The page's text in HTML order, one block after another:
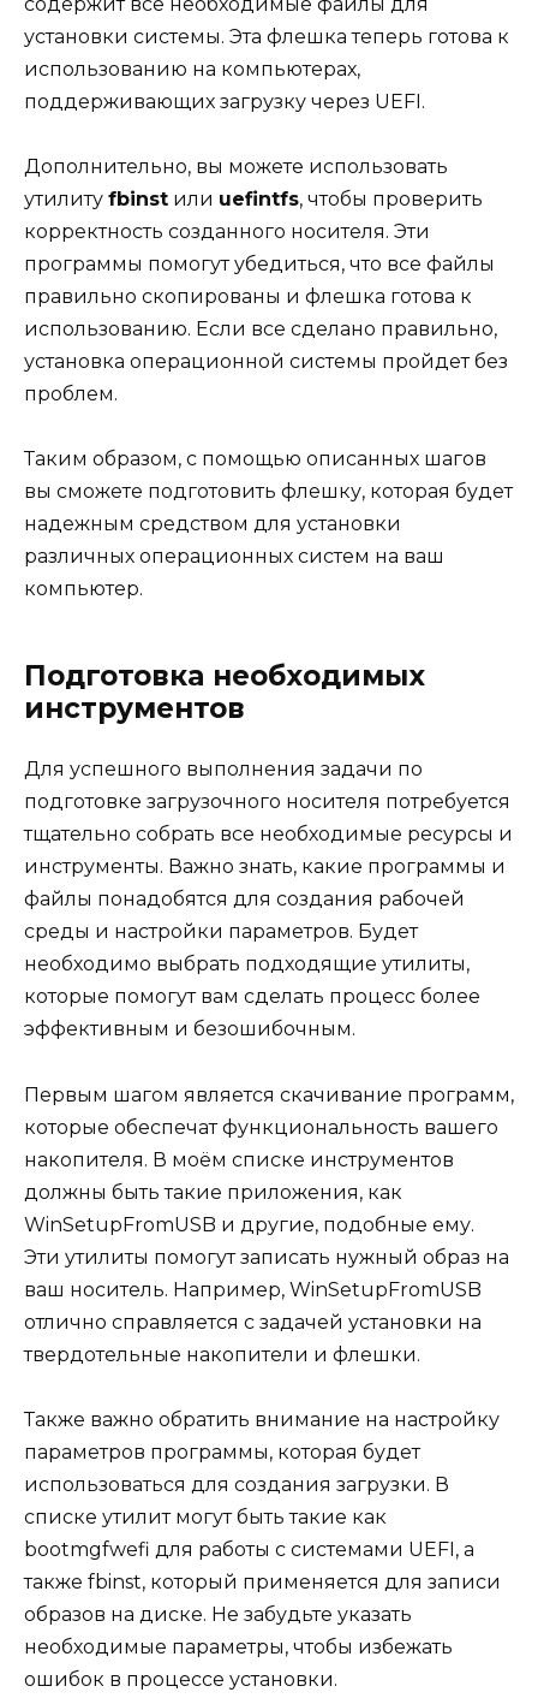
установки системы. Эта флешка теперь готова к
использованию на компьютерах,
поддерживающих загрузку через UEFI.
Дополнительно, вы можете использовать
утилиту fbinst или uefintfs, чтобы проверить
корректность созданного носителя. Эти
программы помогут убедиться, что все файлы
правильно скопированы и флешка готова к
использованию. Если все сделано правильно,
установка операционной системы пройдет без
проблем.
Таким образом, с помощью описанных шагов
вы сможете подготовить флешку, которая будет
надежным средством для установки
различных операционных систем на ваш
компьютер.
Подготовка необходимых
инструментов
Для успешного выполнения задачи по
подготовке загрузочного носителя потребуется
тщательно собрать все необходимые ресурсы и
инструменты. Важно знать, какие программы и
файлы понадобятся для создания рабочей
среды и настройки параметров. Будет
необходимо выбрать подходящие утилиты,
которые помогут вам сделать процесс более
эффективным и безошибочным.
Первым шагом является скачивание программ,
которые обеспечат функциональность вашего
накопителя. В моём списке инструментов
должны быть такие приложения, как
WinSetupFromUSB и другие, подобные ему.
Эти утилиты помогут записать нужный образ на
ваш носитель. Например, WinSetupFromUSB
отлично справляется с задачей установки на
твердотельные накопители и флешки.
Также важно обратить внимание на настройку
параметров программы, которая будет
использоваться для создания загрузки. В
списке утилит могут быть такие как
bootmgfwefi для работы с системами UEFI, а
также fbinst, который применяется для записи
образов на диске. Не забудьте указать
необходимые параметры, чтобы избежать
ошибок в процессе установки.